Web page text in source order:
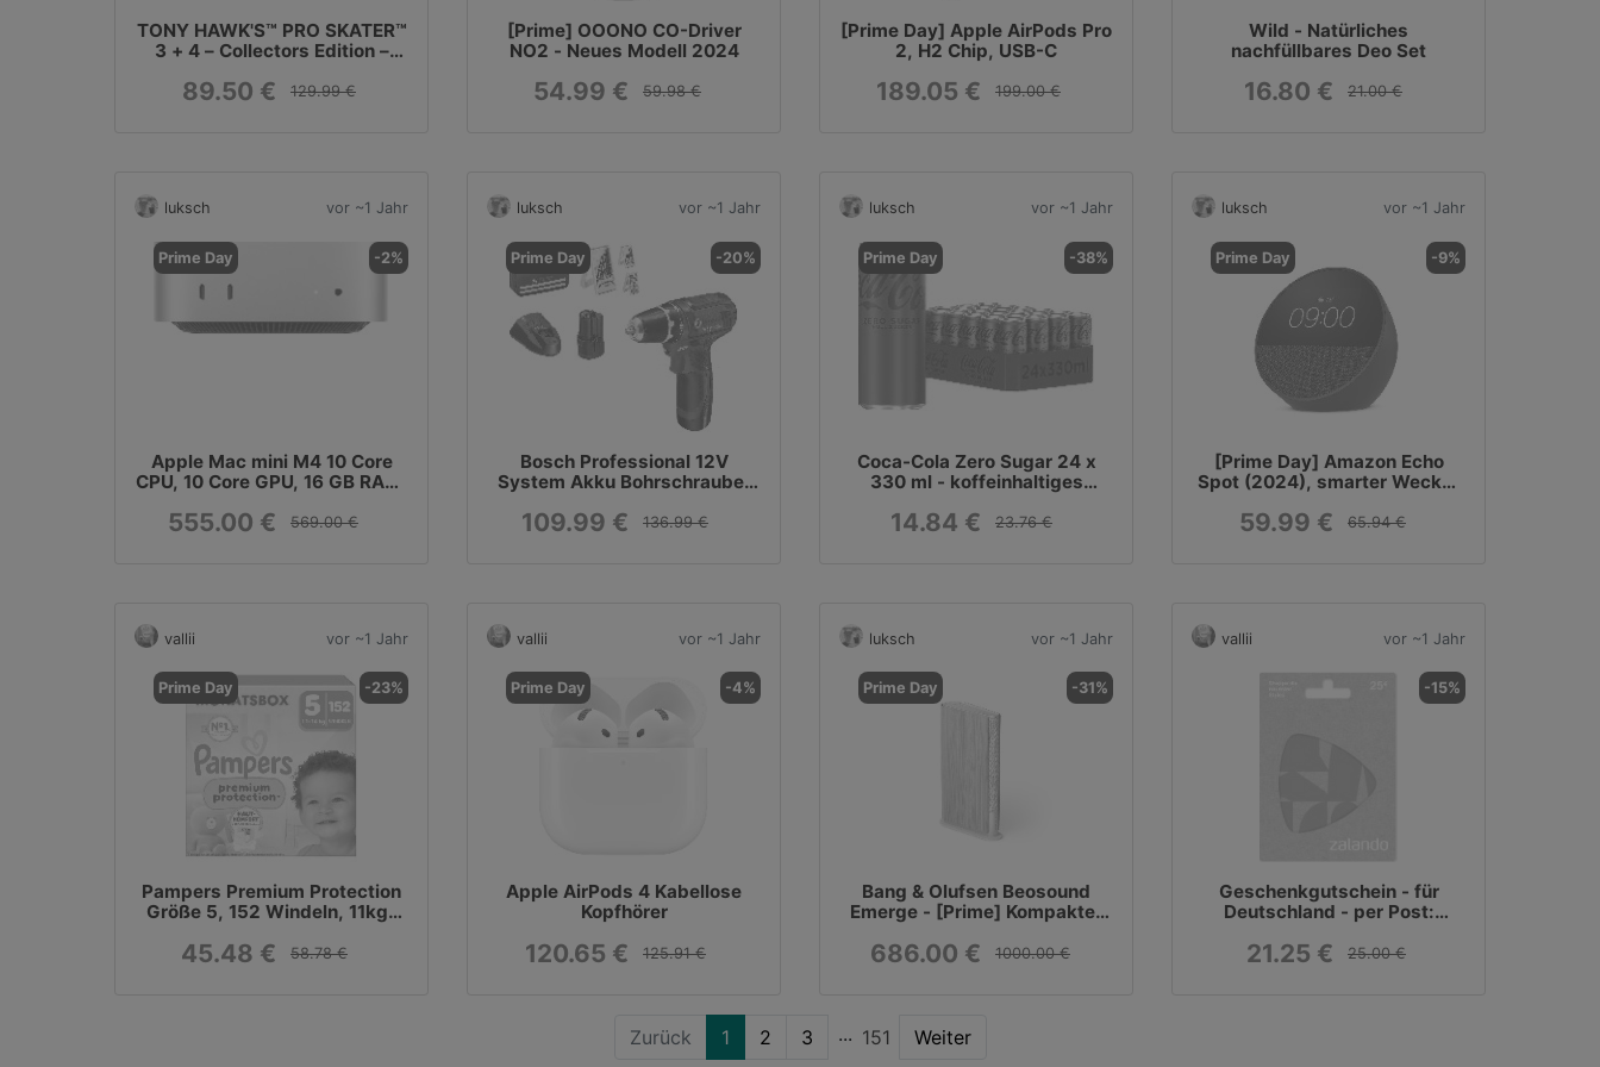
TONY HAWK'S™ PRO SKATER™
3 + 4 – Collectors Edition –
89.50 € 129.99 €
[Prime] OOONO CO-Driver
NO2 - Neues Modell 2024
54.99 € 59.98 €
[Prime Day] Apple AirPods Pro
2, H2 Chip, USB-C
189.05 € 199.00 €
Wild - Natürliches
nachfüllbares Deo Set
16.80 € 21.00 €
luksch vor ~1 Jahr
Prime Day -2%
Apple Mac mini M4 10 Core
CPU, 10 Core GPU, 16 GB RAM,
555.00 € 569.00 €
luksch vor ~1 Jahr
Prime Day -20%
Bosch Professional 12V
System Akku Bohrschrauber
2.0Ah, Ladegerät, 39tlg.-
109.99 € 136.99 €
luksch vor ~1 Jahr
Prime Day -38%
Coca-Cola Zero Sugar 24 x
330 ml - koffeinhaltiges
14.84 € 23.76 €
luksch vor ~1 Jahr
Prime Day -9%
[Prime Day] Amazon Echo
Spot (2024), smarter Wecker
Schwarz
59.99 € 65.94 €
vallii vor ~1 Jahr
Prime Day -23%
Pampers Premium Protection
Größe 5, 152 Windeln, 11kg-
Haut und vor Auslaufen
45.48 € 58.78 €
vallii vor ~1 Jahr
Prime Day -4%
Apple AirPods 4 Kabellose
Kopfhörer
120.65 € 125.91 €
luksch vor ~1 Jahr
Prime Day -31%
Bang & Olufsen Beosound
Emerge - [Prime] Kompakter
für das Regal
686.00 € 1000.00 €
vallii vor ~1 Jahr
-15%
Geschenkgutschein - für
Deutschland - per Post:
21.25 € 25.00 €
Zurück 1 2 3 151 Weiter